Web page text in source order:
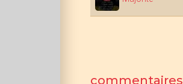
commentaires